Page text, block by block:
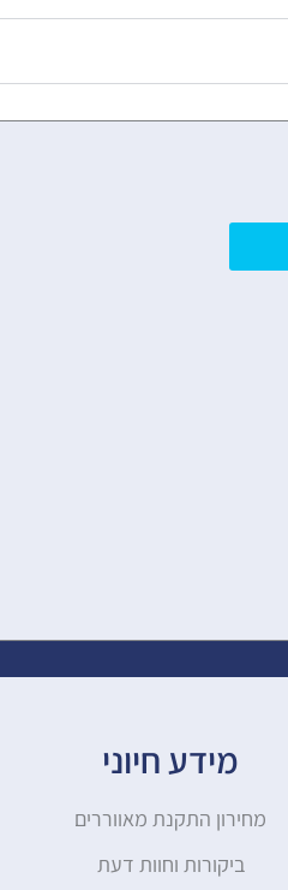
מידע חיוני
מחירון התקנת מאווררים
ביקורות וחוות דעת